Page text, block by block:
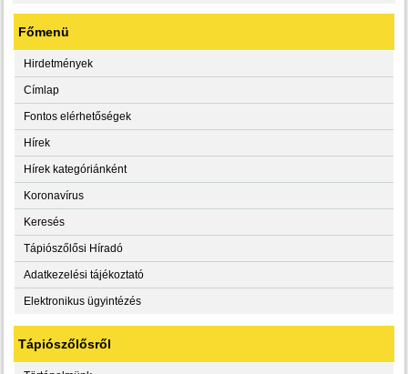
Főmenü
Hirdetmények
Címlap
Fontos elérhetőségek
Hírek
Hírek kategóriánként
Koronavírus
Keresés
Tápiószőlősi Híradó
Adatkezelési tájékoztató
Elektronikus ügyintézés
Tápiószőlősről